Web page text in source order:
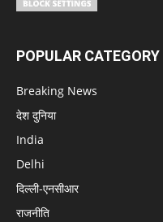
POPULAR CATEGORY
Breaking News
देश दुनिया
India
Delhi
दिल्ली-एनसीआर
राजनीति